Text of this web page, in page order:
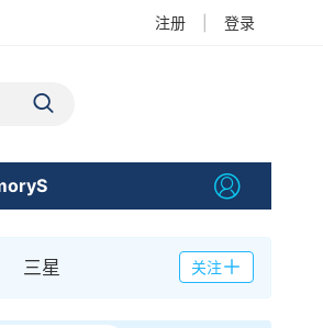
注册 登录
三星 关注